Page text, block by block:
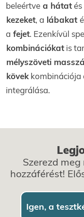
beleértve a hátatés
kezeket, a lábakat
a fejet. Ezenkívül
kombinációkatis
mélyszöveti
kövek kombinációja
integrálása.
Szerezd
hozzáférést!
Igen, a